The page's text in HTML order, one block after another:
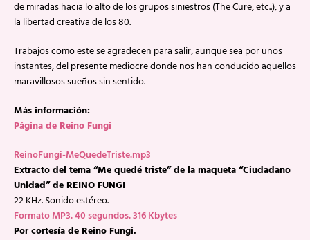
de miradas hacia lo alto de los grupos siniestros (The Cure, etc..), y a
la libertad creativa de los 80.
Trabajos como este se agradecen para salir, aunque sea por unos
instantes, del presente mediocre donde nos han conducido aquellos
maravillosos sueños sin sentido.
Más información:
Página de Reino Fungi
ReinoFungi-MeQuedeTriste.mp3
Extracto del tema “Me quedé triste” de la maqueta “Ciudadano
Unidad” de REINO FUNGI
22 KHz. Sonido estéreo.
Formato MP3. 40 segundos. 316 Kbytes
Por cortesía de Reino Fungi.